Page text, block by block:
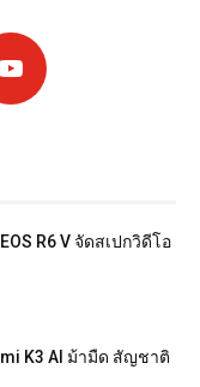
R6 V จัดสเปกวิดีโอ
K3 AI ม้ามืด สัญชาติ